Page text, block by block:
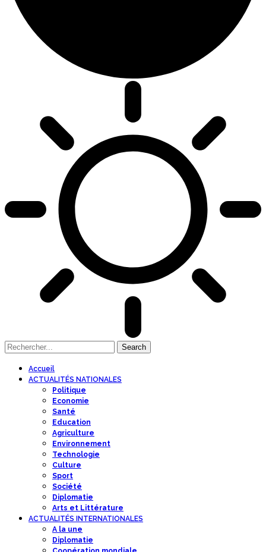
Accueil
ACTUALITÉS NATIONALES
Politique
Economie
Santé
Education
Agriculture
Environnement
Technologie
Culture
Sport
Société
Diplomatie
Arts et Littérature
ACTUALITÉS INTERNATIONALES
A la une
Diplomatie